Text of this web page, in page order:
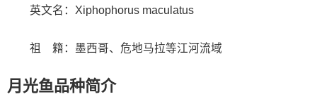
英文名：Xiphophorus maculatus
祖 籍：墨西哥、危地马拉等江河流域
月光鱼品种简介